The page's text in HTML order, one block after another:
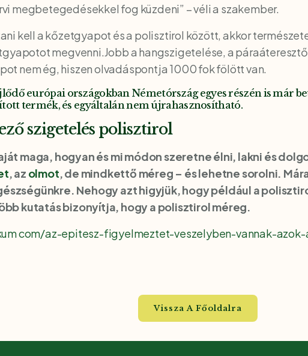
megbetegedésekkel fog küzdeni” – véli a szakember.
kell a kőzetgyapot és a polisztirol között, akkor
megvenni.Jobb a hangszigetelése, a
nem ég, hiszen olvadáspontja 1000 fok fölött van.
európai országokban Németórszág egyes részén is már
termék, és egyáltalán nem újrahasznosítható.
szigetelés polisztirol
maga, hogyan és mi módon szeretne élni, lakni és
, az olmot, de mindkettő méreg – és lehetne sorolni.
Nehogy azt higyjük, hogy például a
kutatás bizonyítja, hogy a polisztirol méreg.
com/az-epitesz-figyelmeztet-veszelyben-vannak-
Vissza A Főoldalra